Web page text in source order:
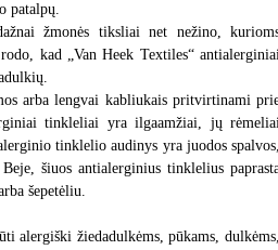
patalpų.
žmonės tiksliai net nežino,
kad „Van Heek Textiles“
arba lengvai kabliukais pritvirtinami
tinkleliai yra ilgaamžiai, jų
tinklelio audinys yra juodos spalvos,
šiuos antialerginius tinklelius
šepetėliu.
alergiški žiedadulkėms, pūkams, dulkėms,